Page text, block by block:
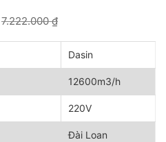
7.222.000₫
Dasin
12600m3/h
220V
Đài Loan